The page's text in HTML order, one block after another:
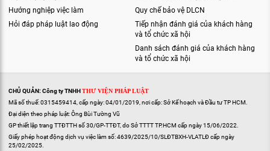
Hướng nghiệp việc làm
Hỏi đáp pháp luật lao động
Quy chế bảo vệ DLCN
Tiếp nhận đánh giá của khách hàng
và tổ chức xã hội
Danh sách đánh giá của khách hàng
và tổ chức xã hội
CHỦ QUẢN: Công ty TNHHTHƯ VIỆN PHÁP LUẬT
Mã số thuế: 0315459414, cấp ngày: 04/01/2019, nơi cấp: Sở Kế hoạch và Đầu tư TP HCM.
Đại diện theo pháp luật: Ông Bùi Tường Vũ
GP thiết lập trang TTĐTTH số 30/GP-TTĐT, do Sở TTTT TP.HCM cấp ngày 15/06/2022.
Giấy phép hoạt động dịch vụ việc làm số: 4639/2025/10/SLĐTBXH-VLATLĐ cấp ngày
25/02/2025.